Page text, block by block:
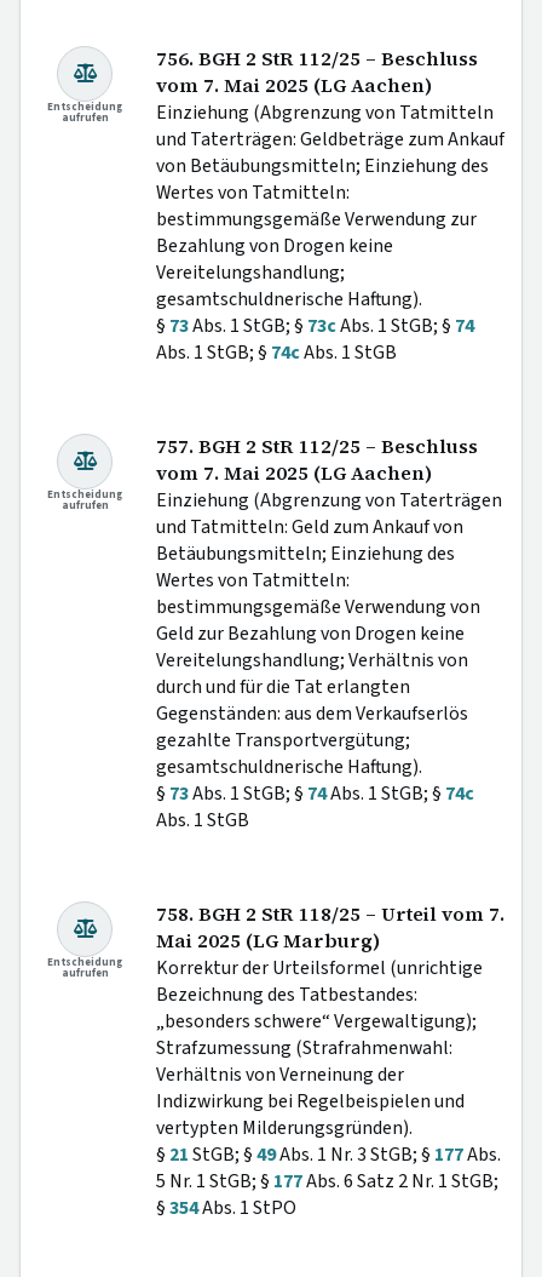
Entscheidung
aufrufen
756. BGH 2 StR 112/25 – Beschluss
vom 7. Mai 2025 (LG Aachen)
Einziehung (Abgrenzung von Tatmitteln
und Taterträgen: Geldbeträge zum Ankauf
von Betäubungsmitteln; Einziehung des
Wertes von Tatmitteln:
bestimmungsgemäße Verwendung zur
Bezahlung von Drogen keine
Vereitelungshandlung;
gesamtschuldnerische Haftung).
§ 73Abs. 1 StGB; § 73cAbs. 1 StGB; § 74
Abs. 1 StGB; § 74cAbs. 1 StGB
Entscheidung
aufrufen
757. BGH 2 StR 112/25 – Beschluss
vom 7. Mai 2025 (LG Aachen)
Einziehung (Abgrenzung von Taterträgen
und Tatmitteln: Geld zum Ankauf von
Betäubungsmitteln; Einziehung des
Wertes von Tatmitteln:
bestimmungsgemäße Verwendung von
Geld zur Bezahlung von Drogen keine
Vereitelungshandlung; Verhältnis von
durch und für die Tat erlangten
Gegenständen: aus dem Verkaufserlös
gezahlte Transportvergütung;
gesamtschuldnerische Haftung).
§ 73Abs. 1 StGB; § 74Abs. 1 StGB; § 74c
Abs. 1 StGB
Entscheidung
aufrufen
758. BGH 2 StR 118/25 – Urteil vom 7.
Mai 2025 (LG Marburg)
Korrektur der Urteilsformel (unrichtige
Bezeichnung des Tatbestandes:
„besonders schwere“ Vergewaltigung);
Strafzumessung (Strafrahmenwahl:
Verhältnis von Verneinung der
Indizwirkung bei Regelbeispielen und
vertypten Milderungsgründen).
§ 21StGB; §49Abs. 1 Nr. 3 StGB; § 177Abs.
5 Nr. 1 StGB; § 177Abs. 6 Satz 2 Nr. 1 StGB;
§354Abs. 1 StPO